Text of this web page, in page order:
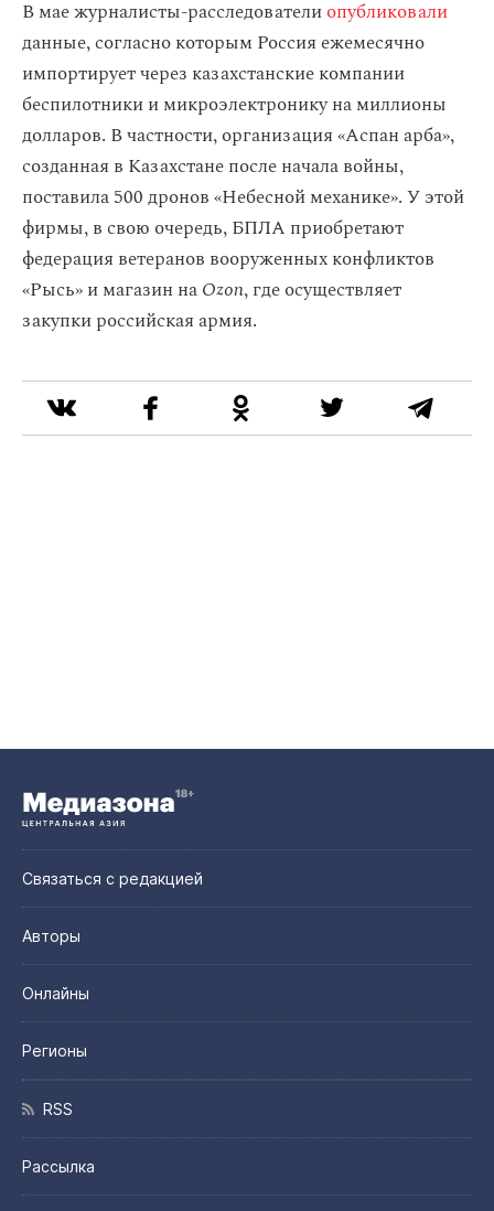
В мае журналисты-расследователиопубликовали
данные, согласно которым Россия ежемесячно
импортирует через казахстанские компании
беспилотники и микроэлектронику на миллионы
долларов. В частности, организация «Аспан арба»,
созданная в Казахстане после начала войны,
поставила 500 дронов «Небесной механике». У этой
фирмы, в свою очередь, БПЛА приобретают
федерация ветеранов вооруженных конфликтов
«Рысь» и магазин наOzon, где осуществляет
закупки российская армия.
Связаться с редакцией
Авторы
Онлайны
Регионы
RSS
Рассылка